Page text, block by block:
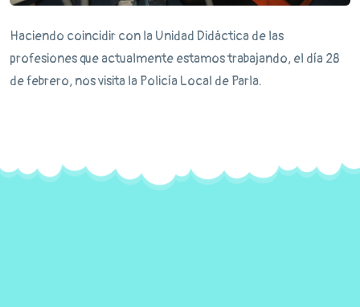
Haciendo coincidir con la Unidad Didáctica de las
profesiones que actualmente estamos trabajando, el día 28
de febrero, nos visita la Policía Local de Parla.